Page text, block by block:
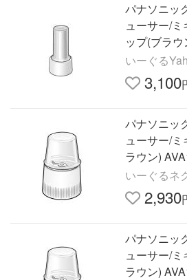
パナソニッ
ューサー/
ップ(ブラ
いーぐる
3,100
パナソニッ
ューサー/
ラウン)
いーぐるネ
2,930
パナソニッ
ューサー/
ラウン)